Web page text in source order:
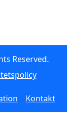
Reserved.
Kontakt